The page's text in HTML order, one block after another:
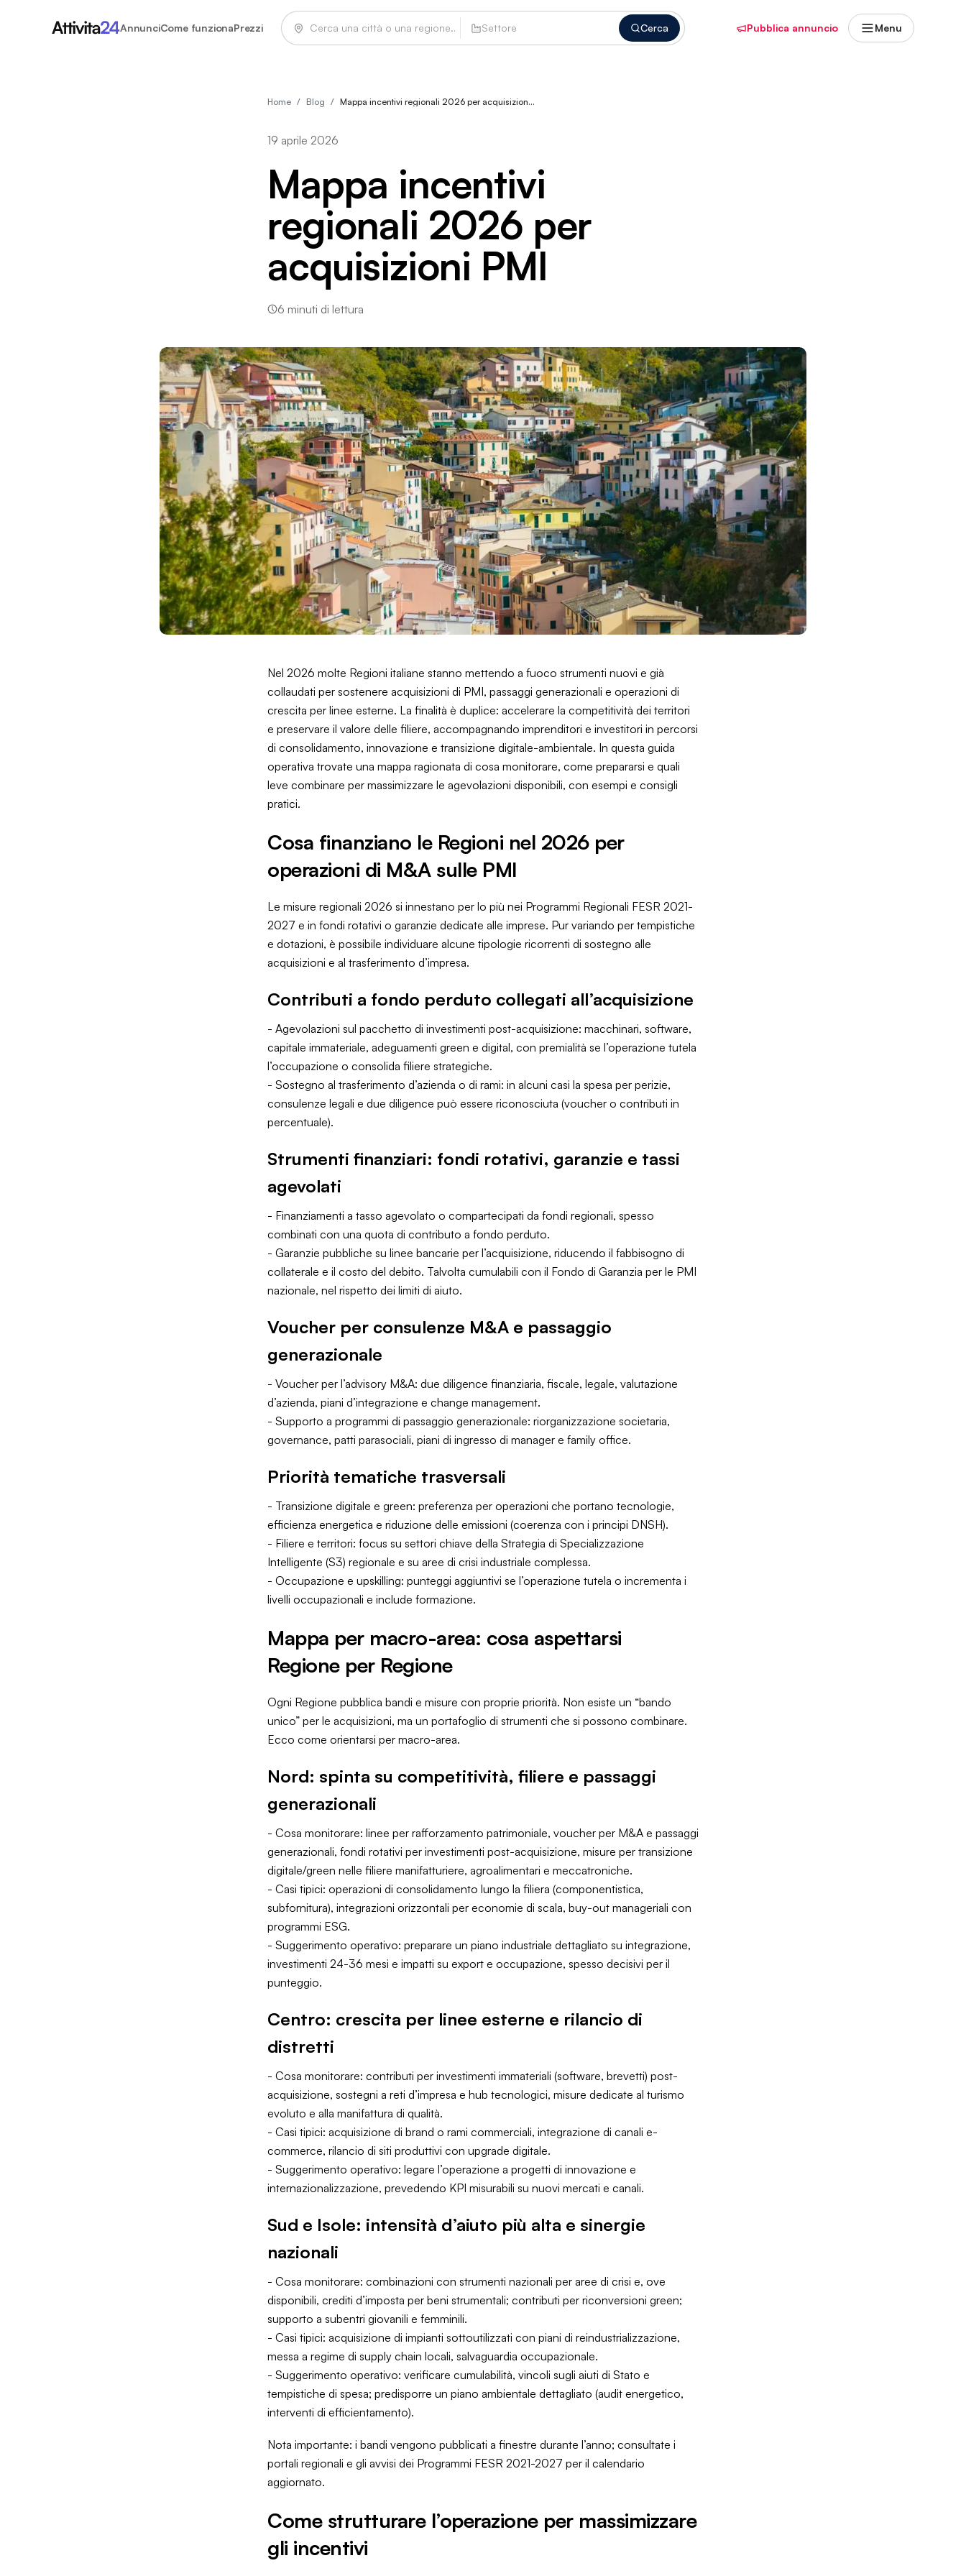
AnnunciCome funzionaPrezzi Settore Cerca Pubblica annuncio Menu
Home / Blog / Mappa incentivi regionali 2026 per acquisizion…
19 aprile 2026
Mappa incentivi
regionali 2026 per
acquisizioni PMI
6 minuti di lettura
Nel 2026 molte Regioni italiane stanno mettendo a fuoco strumenti nuovi e già
collaudati per sostenere acquisizioni di PMI, passaggi generazionali e operazioni di
crescita per linee esterne. La finalità è duplice: accelerare la competitività dei territori
e preservare il valore delle filiere, accompagnando imprenditori e investitori in percorsi
di consolidamento, innovazione e transizione digitale-ambientale. In questa guida
operativa trovate una mappa ragionata di cosa monitorare, come prepararsi e quali
leve combinare per massimizzare le agevolazioni disponibili, con esempi e consigli
pratici.
Cosa finanziano le Regioni nel 2026 per
operazioni di M&A sulle PMI
Le misure regionali 2026 si innestano per lo più nei Programmi Regionali FESR 2021-
2027 e in fondi rotativi o garanzie dedicate alle imprese. Pur variando per tempistiche
e dotazioni, è possibile individuare alcune tipologie ricorrenti di sostegno alle
acquisizioni e al trasferimento d’impresa.
Contributi a fondo perduto collegati all’acquisizione
- Agevolazioni sul pacchetto di investimenti post-acquisizione: macchinari, software,
capitale immateriale, adeguamenti green e digital, con premialità se l’operazione tutela
l’occupazione o consolida filiere strategiche.
- Sostegno al trasferimento d’azienda o di rami: in alcuni casi la spesa per perizie,
consulenze legali e due diligence può essere riconosciuta (voucher o contributi in
percentuale).
Strumenti finanziari: fondi rotativi, garanzie e tassi
agevolati
- Finanziamenti a tasso agevolato o compartecipati da fondi regionali, spesso
combinati con una quota di contributo a fondo perduto.
- Garanzie pubbliche su linee bancarie per l’acquisizione, riducendo il fabbisogno di
collaterale e il costo del debito. Talvolta cumulabili con il Fondo di Garanzia per le PMI
nazionale, nel rispetto dei limiti di aiuto.
Voucher per consulenze M&A e passaggio
generazionale
- Voucher per l’advisory M&A: due diligence finanziaria, fiscale, legale, valutazione
d’azienda, piani d’integrazione e change management.
- Supporto a programmi di passaggio generazionale: riorganizzazione societaria,
governance, patti parasociali, piani di ingresso di manager e family office.
Priorità tematiche trasversali
- Transizione digitale e green: preferenza per operazioni che portano tecnologie,
efficienza energetica e riduzione delle emissioni (coerenza con i principi DNSH).
- Filiere e territori: focus su settori chiave della Strategia di Specializzazione
Intelligente (S3) regionale e su aree di crisi industriale complessa.
- Occupazione e upskilling: punteggi aggiuntivi se l’operazione tutela o incrementa i
livelli occupazionali e include formazione.
Mappa per macro-area: cosa aspettarsi
Regione per Regione
Ogni Regione pubblica bandi e misure con proprie priorità. Non esiste un “bando
unico” per le acquisizioni, ma un portafoglio di strumenti che si possono combinare.
Ecco come orientarsi per macro-area.
Nord: spinta su competitività, filiere e passaggi
generazionali
- Cosa monitorare: linee per rafforzamento patrimoniale, voucher per M&A e passaggi
generazionali, fondi rotativi per investimenti post-acquisizione, misure per transizione
digitale/green nelle filiere manifatturiere, agroalimentari e meccatroniche.
- Casi tipici: operazioni di consolidamento lungo la filiera (componentistica,
subfornitura), integrazioni orizzontali per economie di scala, buy-out manageriali con
programmi ESG.
- Suggerimento operativo: preparare un piano industriale dettagliato su integrazione,
investimenti 24-36 mesi e impatti su export e occupazione, spesso decisivi per il
punteggio.
Centro: crescita per linee esterne e rilancio di
distretti
- Cosa monitorare: contributi per investimenti immateriali (software, brevetti) post-
acquisizione, sostegni a reti d’impresa e hub tecnologici, misure dedicate al turismo
evoluto e alla manifattura di qualità.
- Casi tipici: acquisizione di brand o rami commerciali, integrazione di canali e-
commerce, rilancio di siti produttivi con upgrade digitale.
- Suggerimento operativo: legare l’operazione a progetti di innovazione e
internazionalizzazione, prevedendo KPI misurabili su nuovi mercati e canali.
Sud e Isole: intensità d’aiuto più alta e sinergie
nazionali
- Cosa monitorare: combinazioni con strumenti nazionali per aree di crisi e, ove
disponibili, crediti d’imposta per beni strumentali; contributi per riconversioni green;
supporto a subentri giovanili e femminili.
- Casi tipici: acquisizione di impianti sottoutilizzati con piani di reindustrializzazione,
messa a regime di supply chain locali, salvaguardia occupazionale.
- Suggerimento operativo: verificare cumulabilità, vincoli sugli aiuti di Stato e
tempistiche di spesa; predisporre un piano ambientale dettagliato (audit energetico,
interventi di efficientamento).
Nota importante: i bandi vengono pubblicati a finestre durante l’anno; consultate i
portali regionali e gli avvisi dei Programmi FESR 2021-2027 per il calendario
aggiornato.
Come strutturare l’operazione per massimizzare
gli incentivi